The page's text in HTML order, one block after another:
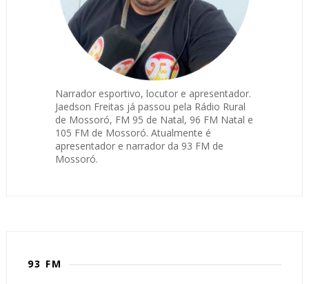
Narrador esportivo, locutor e apresentador.
Jaedson Freitas já passou pela Rádio Rural
de Mossoró, FM 95 de Natal, 96 FM Natal e
105 FM de Mossoró. Atualmente é
apresentador e narrador da 93 FM de
Mossoró.
93 FM